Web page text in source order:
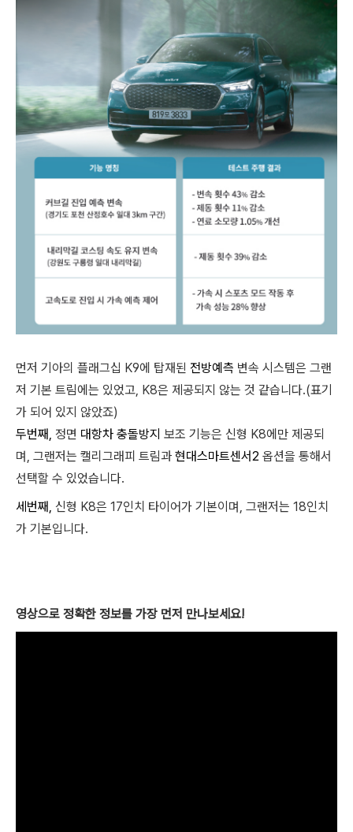
먼저 기아의 플래그십 K9에 탑재된 전방예측 변속 시스템은 그랜
저 기본 트림에는 있었고, K8은 제공되지 않는 것 같습니다.(표기
가 되어 있지 않았죠)
두번째, 정면 대항차 충돌방지 보조 기능은 신형 K8에만 제공되
며, 그랜저는 캘리그래피 트림과 현대스마트센서2 옵션을 통해서
선택할 수 있었습니다.
세번째, 신형 K8은 17인치 타이어가 기본이며, 그랜저는 18인치
가 기본입니다.
영상으로 정확한 정보를 가장 먼저 만나보세요!